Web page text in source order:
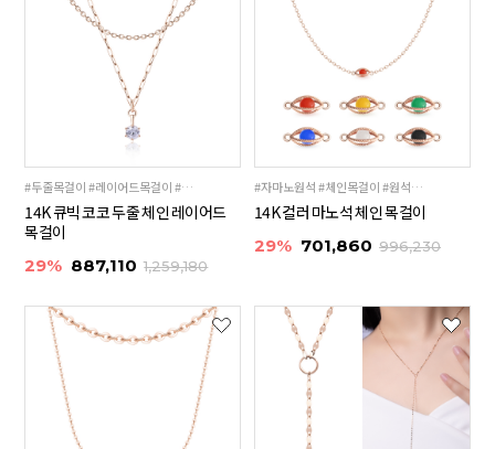
#두줄목걸이 #레이어드목걸이 #명품스타일목걸이
14K 큐빅 코코 두줄 체인 레이어드
목걸이
29% 887,110 1,259,180
#자마노원석 #체인목걸이 #원석목걸이
14K 컬러 마노석 체인 목걸이
29% 701,860 996,230